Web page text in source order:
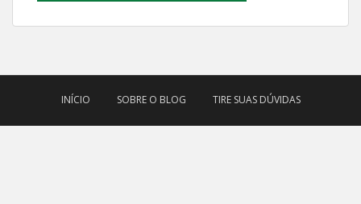
INÍCIO SOBRE O BLOG TIRE SUAS DÚVIDAS